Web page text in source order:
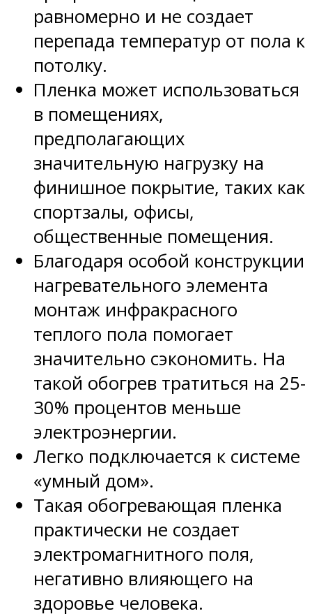
равномерно и не создает
перепада температур от пола к
потолку.
Пленка может использоваться
в помещениях,
предполагающих
значительную нагрузку на
финишное покрытие, таких как
спортзалы, офисы,
общественные помещения.
Благодаря особой конструкции
нагревательного элемента
монтаж инфракрасного
теплого пола помогает
значительно сэкономить. На
такой обогрев тратиться на 25-
30% процентов меньше
электроэнергии.
Легко подключается к системе
«умный дом».
Такая обогревающая пленка
практически не создает
электромагнитного поля,
негативно влияющего на
здоровье человека.